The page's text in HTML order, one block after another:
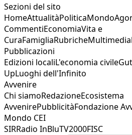
Sezioni del sito
HomeAttualitàPoliticaMondo
CommentiEconomiaVita e
CuraFamigliaRubricheMultimedia
Pubblicazioni
Edizioni localiL'economia civile
UpLuoghi dell'Infinito
Avvenire
Chi siamoRedazioneEcosistema
AvvenirePubblicitàFondazione
Mondo CEI
SIRRadio InBluTV2000FISC